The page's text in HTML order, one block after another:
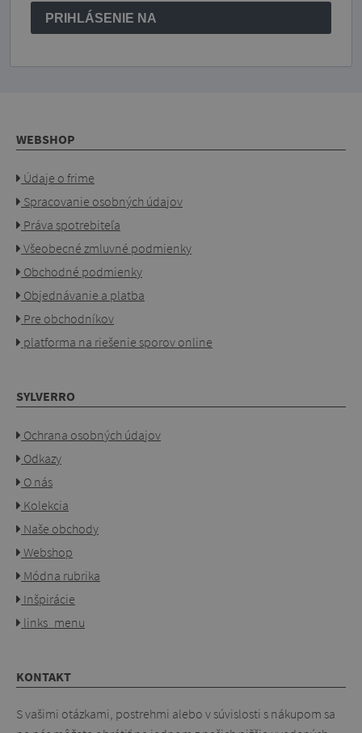
PRIHLÁSENIE NA
WEBSHOP
Údaje o frime
Spracovanie osobných údajov
Práva spotrebiteľa
Všeobecné zmluvné podmienky
Obchodné podmienky
Objednávanie a platba
Pre obchodníkov
platforma na riešenie sporov online
SYLVERRO
Ochrana osobných údajov
Odkazy
O nás
Kolekcia
Naše obchody
Webshop
Módna rubrika
Inšpirácie
links_menu
KONTAKT
S vašimi otázkami, postrehmi alebo v súvislosti s nákupom sa